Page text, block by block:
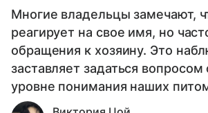
Многие владельцы замечают,
реагирует на свое имя, но
обращения к хозяину. Это
заставляет задаться
уровне понимания наших